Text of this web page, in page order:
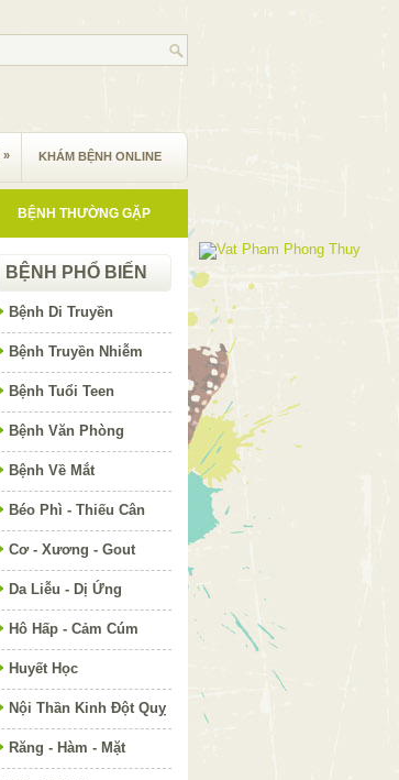
» KHÁM BỆNH ONLINE
BỆNH THƯỜNG GẶP
BỆNH PHỔ BIẾN
Bệnh Di Truyền
Bệnh Truyền Nhiễm
Bệnh Tuổi Teen
Bệnh Văn Phòng
Bệnh Về Mắt
Béo Phì - Thiếu Cân
Cơ - Xương - Gout
Da Liễu - Dị Ứng
Hô Hấp - Cảm Cúm
Huyết Học
Nội Thần Kinh Đột Quỵ
Răng - Hàm - Mặt